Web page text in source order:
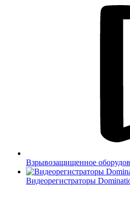
Взрывозащищенное
Видеорегистраторы